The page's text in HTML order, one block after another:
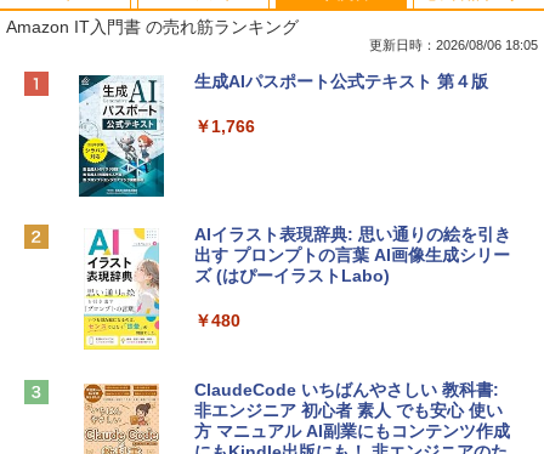
Apple 2026 MacBook Neo A18 Proチッ
e Intelligenceのために設計、Liquid Ret
￥137,800
tomtoc 360°保護 15.6 16インチ パソコ
￥2,952
Robloxギフトカード - 800 Robux 【限
インゲームコード】 ロブロックス | オン
Microsoft Office Home & Business 202
4(最新 永続版)|オンラインコード版|Wind
Robloxギフトカード - 2,000 Robux 【限
定バーチャルアイテムを含む】 【オンラ
Amazon IT入門書 の売れ筋ランキング
更新日時：2026/08/06 18:05
生成AIパスポート公式テキスト 第４版
￥1,766
AIイラスト表現辞典: 思い通りの絵を引き
出す プロンプトの言葉 AI画像生成シリー
ズ (はぴーイラストLabo)
￥480
ClaudeCode いちばんやさしい 教科書:
非エンジニア 初心者 素人 でも安心 使い
方 マニュアル AI副業にもコンテンツ作成